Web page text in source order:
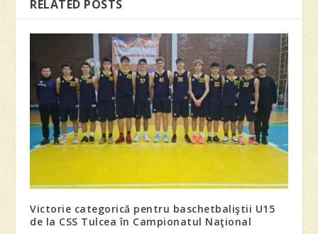
RELATED POSTS
Victorie categorică pentru baschetbaliştii U15
de la CSS Tulcea în Campionatul Naţional